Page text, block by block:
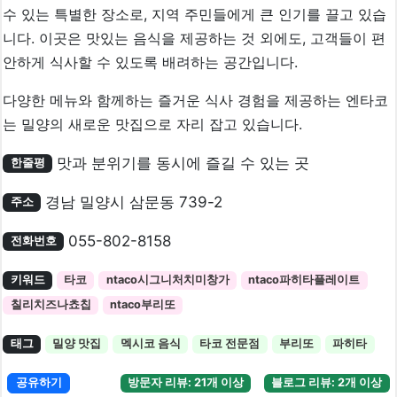
수 있는 특별한 장소로, 지역 주민들에게 큰 인기를 끌고 있습
니다. 이곳은 맛있는 음식을 제공하는 것 외에도, 고객들이 편
안하게 식사할 수 있도록 배려하는 공간입니다.
다양한 메뉴와 함께하는 즐거운 식사 경험을 제공하는 엔타코
는 밀양의 새로운 맛집으로 자리 잡고 있습니다.
한줄평 맛과 분위기를 동시에 즐길 수 있는 곳
주소 경남 밀양시 삼문동 739-2
전화번호 055-802-8158
키워드 타코 ntaco시그니처치미창가
ntaco파히타플레이트
칠리치즈나쵸칩
ntaco부리또
태그 밀양 맛집 멕시코 음식 타코 전문점 부리또 파히타
블로그 리뷰: 2개 이상
방문자 리뷰: 21개 이상
공유하기